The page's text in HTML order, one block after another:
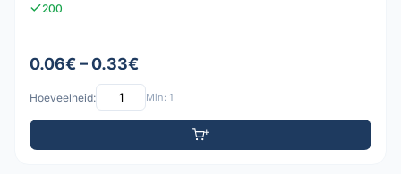
200
0.06€ – 0.33€
Hoeveelheid: Min: 1